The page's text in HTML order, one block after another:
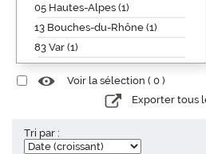
05 Hautes-Alpes (1)
13 Bouches-du-Rhône (1)
83 Var (1)
Voir la sélection ( 0 )
Exporter tous
Tri par :